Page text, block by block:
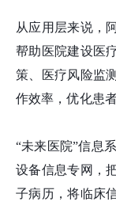
从应用层来说，
帮助医院建设医
策、医疗风险监
作效率，优化患者
“未来医院”信息
设备信息专网，
子病历，将临床